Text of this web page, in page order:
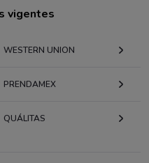
vigentes
WESTERN UNION
PRENDAMEX
QUÁLITAS